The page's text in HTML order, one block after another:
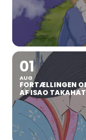
01
AUG
FORTÆLLINGEN
AF ISAO